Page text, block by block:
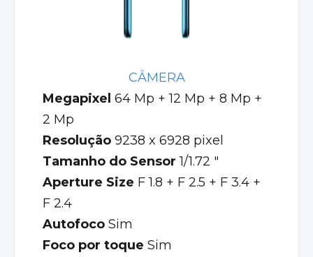
CÂMERA
Megapixel 64 Mp + 12 Mp + 8 Mp +
2 Mp
Resolução 9238 x 6928 pixel
Tamanho do Sensor 1/1.72 "
Aperture Size F 1.8 + F 2.5 + F 3.4 +
F 2.4
Autofoco Sim
Foco por toque Sim